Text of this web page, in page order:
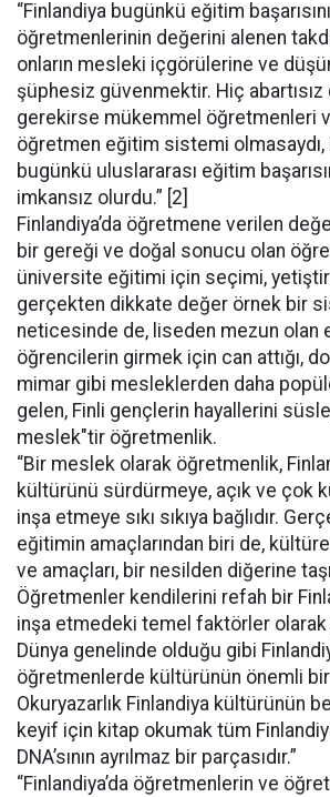
“Finlandiya bugünkü eğitim
öğretmenlerinin değerini alenen
onların mesleki içgörülerine ve
şüphesiz güvenmektir. Hiç
gerekirse mükemmel öğretmenleri
öğretmen eğitim sistemi olmasaydı,
bugünkü uluslararası eğitim
imkansız olurdu.” [2]
Finlandiya’da öğretmene verilen
bir gereği ve doğal sonucu olan
üniversite eğitimi için seçimi,
gerçekten dikkate değer örnek bir
neticesinde de, liseden mezun olan
öğrencilerin girmek için can attığı,
mimar gibi mesleklerden daha
gelen, Finli gençlerin hayallerini
meslek"tir öğretmenlik.
“Bir meslek olarak öğretmenlik,
kültürünü sürdürmeye, açık ve çok
inşa etmeye sıkı sıkıya bağlıdır.
eğitimin amaçlarından biri de,
ve amaçları, bir nesilden diğerine
Öğretmenler kendilerini refah bir
inşa etmedeki temel faktörler
Dünya genelinde olduğu gibi
öğretmenlerde kültürünün önemli bir
Okuryazarlık Finlandiya kültürünün
keyif için kitap okumak tüm
DNA’sının ayrılmaz bir parçasıdır.”
“Finlandiya’da öğretmenlerin ve